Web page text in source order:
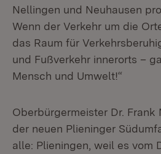
Nellingen und Neuhausen
Wenn der Verkehr um die
das Raum für
und Fußverkehr innerorts –
Mensch und Umwelt!“
Oberbürgermeister Dr. Frank
der neuen Plieninger
alle: Plieningen, weil es vom